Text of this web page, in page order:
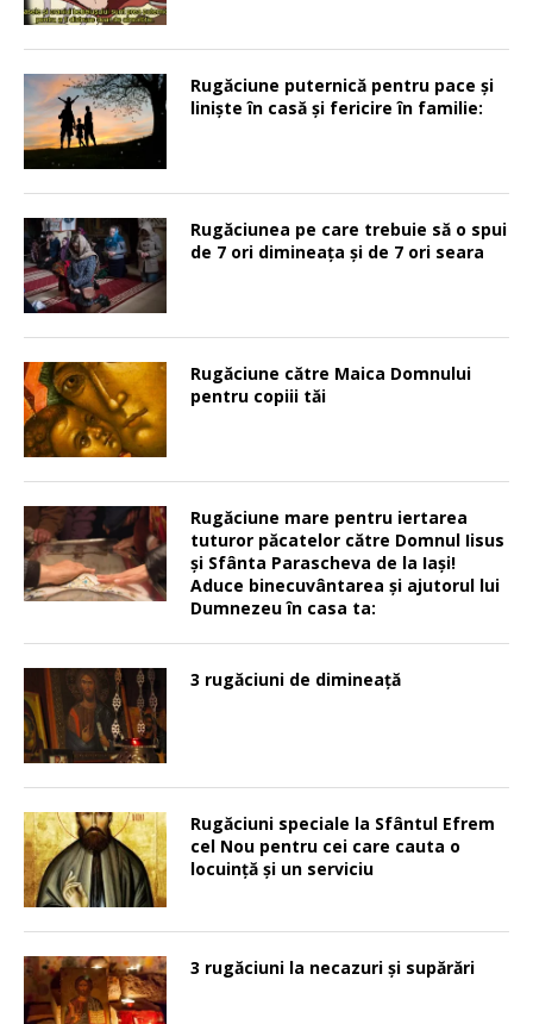
Rugăciune puternică pentru pace şi
linişte în casă şi fericire în familie:
Rugăciunea pe care trebuie să o spui
de 7 ori dimineața și de 7 ori seara
Rugăciune către Maica Domnului
pentru copiii tăi
Rugăciune mare pentru iertarea
tuturor păcatelor către Domnul Iisus
şi Sfânta Parascheva de la Iaşi!
Aduce binecuvântarea şi ajutorul lui
Dumnezeu în casa ta:
3 rugăciuni de dimineață
Rugăciuni speciale la Sfântul Efrem
cel Nou pentru cei care cauta o
locuinţă şi un serviciu
3 rugăciuni la necazuri și supărări